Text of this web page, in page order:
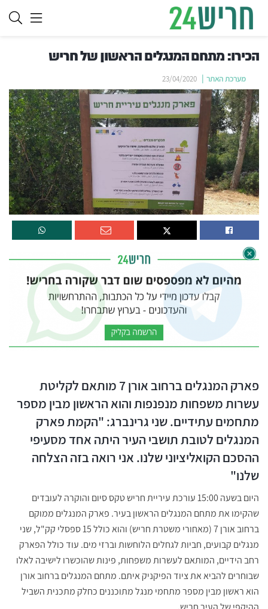
הכירו: מתחם המנגלים הראשון של חריש
מערכת האתר 23/04/2020
פארק המנגלים ברחוב אורן 7 מותאם לקליטת
עשרות משפחות מנפנפות והוא הראשון מבין מספר
מתחמים עתידיים. שני גרינברג: "הקמת פארק
המנגלים לטובת תושבי העיר היתה אחד מסעיפי
ההסכם הקואליציוני שלנו. אני רואה בזה הצלחה
שלנו"
היום בשעה 15:00 עורכת עיריית חריש טקס סיום והוקרה לעובדים
שהקימו את מתחם המנגלים הראשון בעיר. פארק המנגלים ממוקם
ברחוב אורן 7 (מאחורי משטרת חריש) והוא כולל 15 ספסלי קק"ל, שני
מנגלים קבועים, חביות לגחלים הלוחשות וברזי מים. עוד כולל הפארק
רחב הידיים, המותאם לעשרות משפחות, פינות שהוכשרו לישיבה לאלו
שבוחרים להביא את ציוד הפיקניק איתם. מתחם המנגלים ברחוב אורן
הוא ראשון מבין מספר מתחמי מנגל מתוכננים כחלק מתכנית השביל